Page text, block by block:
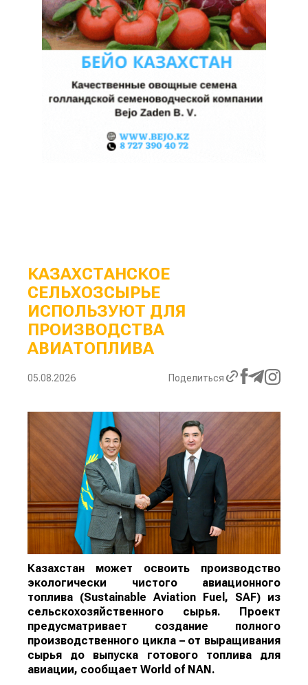
КАЗАХСТАНСКОЕ
СЕЛЬХОЗСЫРЬЕ
ИСПОЛЬЗУЮТ ДЛЯ
ПРОИЗВОДСТВА
АВИАТОПЛИВА
05.08.2026 Поделиться
Казахстан может освоить производство
экологически чистого авиационного
топлива (Sustainable Aviation Fuel, SAF) из
сельскохозяйственного сырья. Проект
предусматривает создание полного
производственного цикла – от выращивания
сырья до выпуска готового топлива для
авиации, сообщает World of NAN.